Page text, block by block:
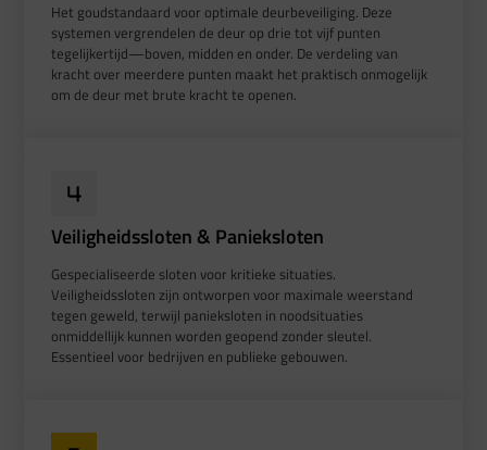
Het goudstandaard voor optimale deurbeveiliging. Deze
systemen vergrendelen de deur op drie tot vijf punten
tegelijkertijd—boven, midden en onder. De verdeling van
kracht over meerdere punten maakt het praktisch onmogelijk
om de deur met brute kracht te openen.
Veiligheidssloten & Panieksloten
Gespecialiseerde sloten voor kritieke situaties.
Veiligheidssloten zijn ontworpen voor maximale weerstand
tegen geweld, terwijl panieksloten in noodsituaties
onmiddellijk kunnen worden geopend zonder sleutel.
Essentieel voor bedrijven en publieke gebouwen.